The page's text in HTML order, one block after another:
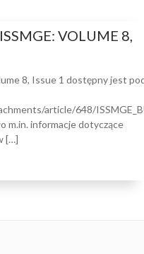
VOLUME 8,
8, Issue 1 dostępny jest
article/648/
m.in. informacje dotyczące
[…]